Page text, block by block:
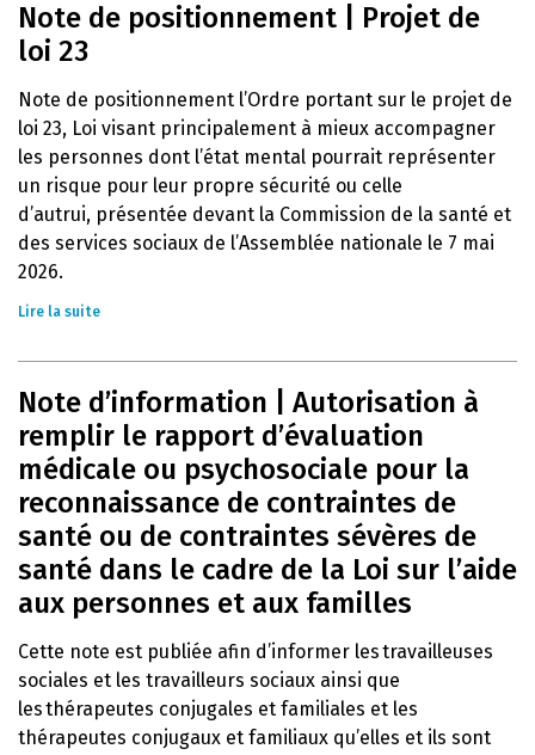
Note de positionnement | Projet de
loi 23
Note de positionnement l’Ordre portant sur le projet de
loi 23, Loi visant principalement à mieux accompagner
les personnes dont l’état mental pourrait représenter
un risque pour leur propre sécurité ou celle
d’autrui, présentée devant la Commission de la santé et
des services sociaux de l’Assemblée nationale le 7 mai
2026.
Lire la suite
Note d’information | Autorisation à
remplir le rapport d’évaluation
médicale ou psychosociale pour la
reconnaissance de contraintes de
santé ou de contraintes sévères de
santé dans le cadre de la Loi sur l’aide
aux personnes et aux familles
Cette note est publiée afin d’informer les travailleuses
sociales et les travailleurs sociaux ainsi que
les thérapeutes conjugales et familiales et les
thérapeutes conjugaux et familiaux qu’elles et ils sont